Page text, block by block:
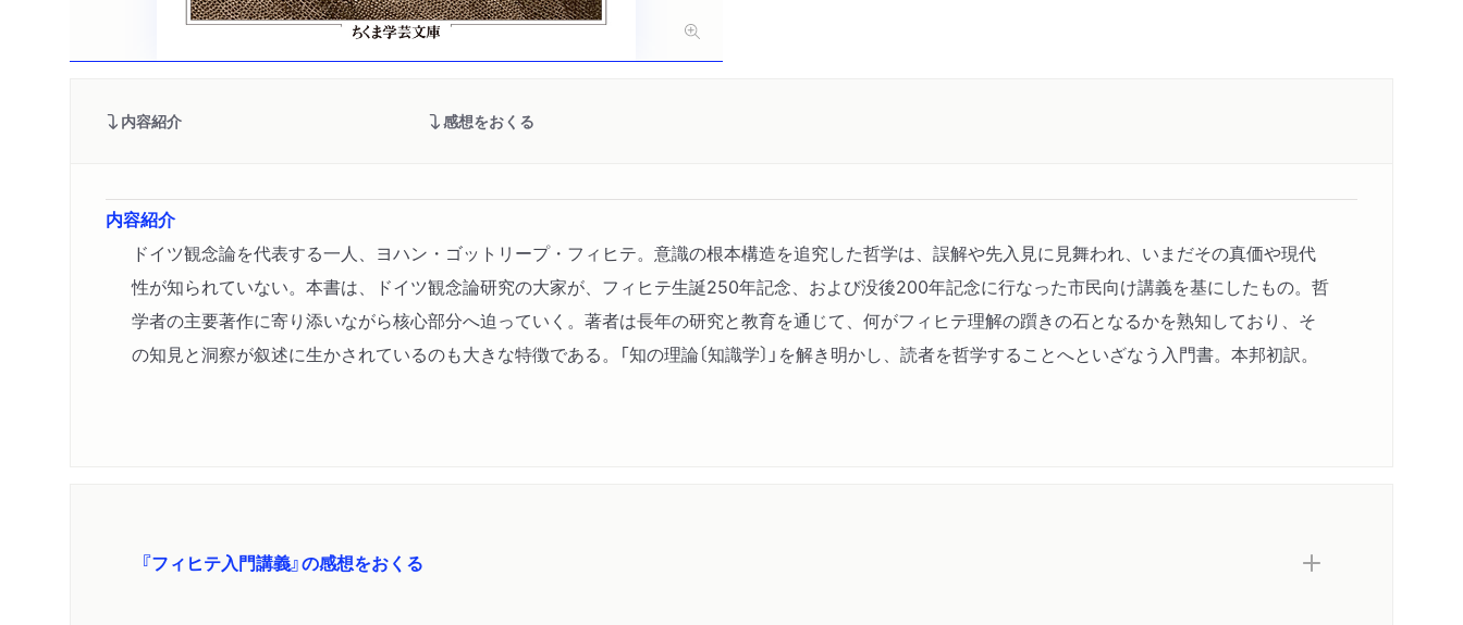
内容紹介 感想をおくる
内容紹介
ドイツ観念論を代表する一人、ヨハン・ゴットリープ・フィヒテ。意識の根本構造を追究した哲学は、誤解や先入見に見舞われ、いまだその真価や現代
性が知られていない。本書は、ドイツ観念論研究の大家が、フィヒテ生誕250年記念、および没後200年記念に行なった市民向け講義を基にしたもの。哲
学者の主要著作に寄り添いながら核心部分へ迫っていく。著者は長年の研究と教育を通じて、何がフィヒテ理解の躓きの石となるかを熟知しており、そ
の知見と洞察が叙述に生かされているのも大きな特徴である。「知の理論〔知識学〕」を解き明かし、読者を哲学することへといざなう入門書。本邦初訳。
『フィヒテ入門講義』の感想をおくる